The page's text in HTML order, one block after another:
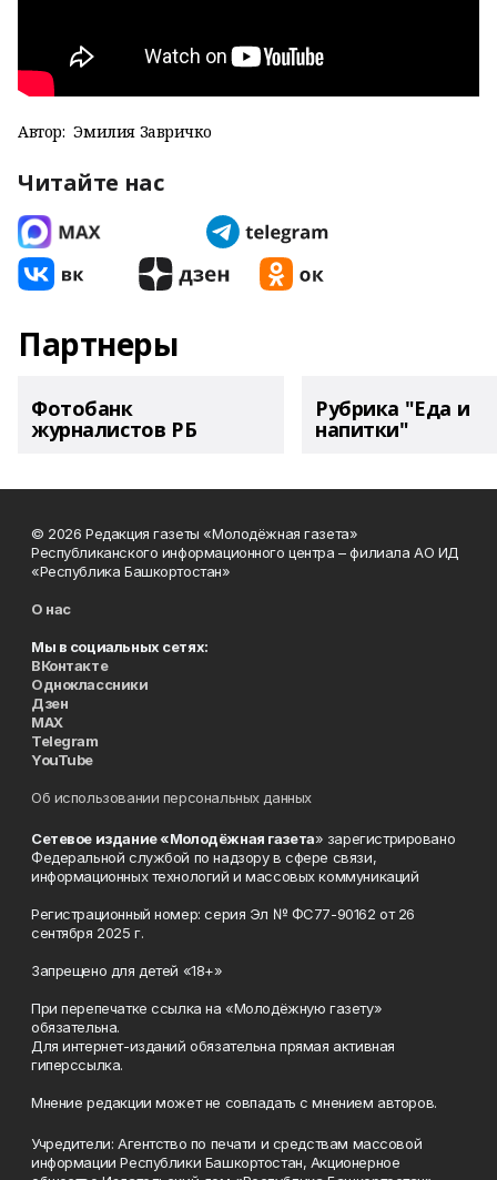
Автор: Эмилия Завричко
Читайте нас
Партнеры
Фотобанк
журналистов РБ
Рубрика "Еда и
напитки"
© 2026 Редакция газеты «Молодёжная газета»
Республиканского информационного центра – филиала АО ИД
«Республика Башкортостан»
О нас
Мы в социальных сетях:
ВКонтакте
Одноклассники
Дзен
MAX
Telegram
YouTube
Об использовании персональных данных
Сетевое издание «Молодёжная газета» зарегистрировано
Федеральной службой по надзору в сфере связи,
информационных технологий и массовых коммуникаций
Регистрационный номер: серия Эл № ФС77-90162 от 26
сентября 2025 г.
Запрещено для детей «18+»
При перепечатке ссылка на «Молодёжную газету»
обязательна.
Для интернет-изданий обязательна прямая активная
гиперссылка.
Мнение редакции может не совпадать с мнением авторов.
Учредители: Агентство по печати и средствам массовой
информации Республики Башкортостан, Акционерное